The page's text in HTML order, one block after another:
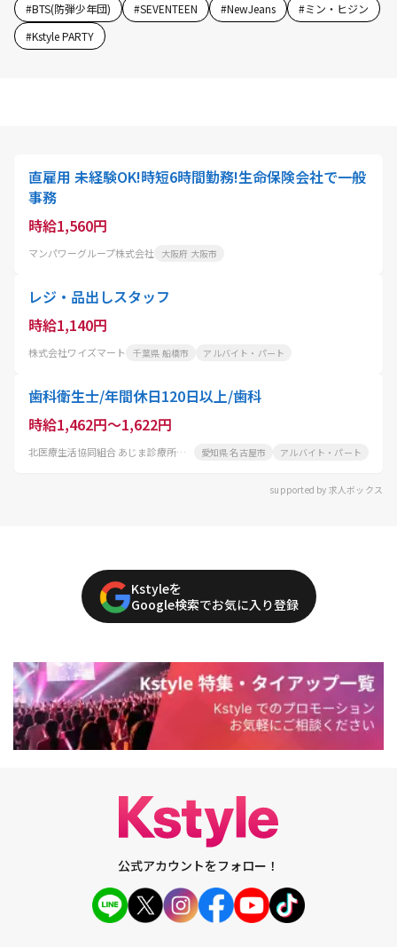
#BTS(防弾少年団) #SEVENTEEN #NewJeans #ミン・ヒジン
#Kstyle PARTY
直雇用 未経験OK!時短6時間勤務!生命保険会社で一般
事務
時給1,560円
マンパワーグループ株式会社 大阪府 大阪市
レジ・品出しスタッフ
時給1,140円
株式会社ワイズマート 千葉県 船橋市 アルバイト・パート
歯科衛生士/年間休日120日以上/歯科
時給1,462円～1,622円
北医療生活協同組合 あじま診療所歯科 愛知県 名古屋市 アルバイト・パート
supported by 求人ボックス
Kstyleを
Google検索でお気に入り登録
公式アカウントをフォロー！